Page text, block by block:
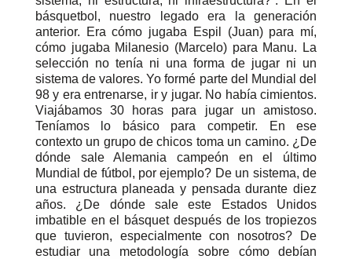
básquetbol, nuestro legado era la generación
anterior. Era cómo jugaba Espil (Juan) para mí,
cómo jugaba Milanesio (Marcelo) para Manu. La
selección no tenía ni una forma de jugar ni un
sistema de valores. Yo formé parte del Mundial del
98 y era entrenarse, ir y jugar. No había cimientos.
Viajábamos 30 horas para jugar un amistoso.
Teníamos lo básico para competir. En ese
contexto un grupo de chicos toma un camino. ¿De
dónde sale Alemania campeón en el último
Mundial de fútbol, por ejemplo? De un sistema, de
una estructura planeada y pensada durante diez
años. ¿De dónde sale este Estados Unidos
imbatible en el básquet después de los tropiezos
que tuvieron, especialmente con nosotros? De
estudiar una metodología sobre cómo debían